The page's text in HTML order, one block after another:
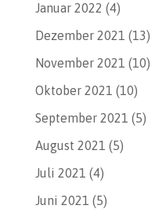
Januar 2022 (4)
Dezember 2021 (13)
November 2021 (10)
Oktober 2021 (10)
September 2021 (5)
August 2021 (5)
Juli 2021 (4)
Juni 2021 (5)